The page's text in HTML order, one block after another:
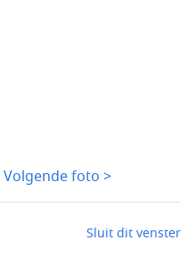
Volgende foto >
Sluit dit venster